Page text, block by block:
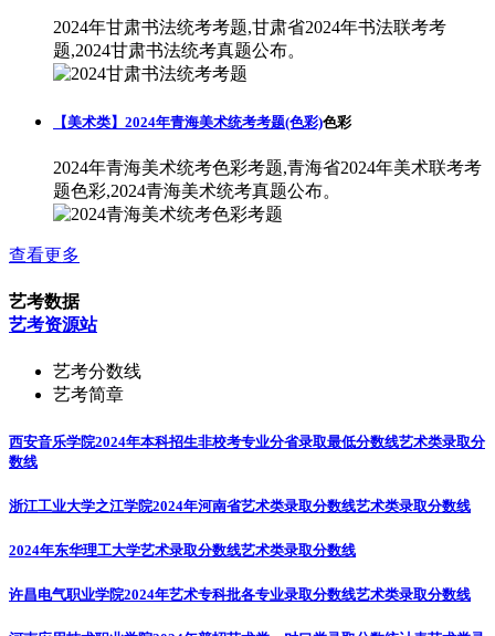
2024年甘肃书法统考考题,甘肃省2024年书法联考考
题,2024甘肃书法统考真题公布。
【美术类】2024年青海美术统考考题(色彩)色彩
2024年青海美术统考色彩考题,青海省2024年美术联考考
题色彩,2024青海美术统考真题公布。
查看更多
艺考数据
艺考资源站
艺考分数线
艺考简章
西安音乐学院2024年本科招生非校考专业分省录取最低分数线艺术类录取分
数线
浙江工业大学之江学院2024年河南省艺术类录取分数线艺术类录取分数线
2024年东华理工大学艺术录取分数线艺术类录取分数线
许昌电气职业学院2024年艺术专科批各专业录取分数线艺术类录取分数线